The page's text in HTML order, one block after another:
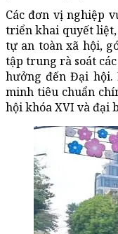
Các đơn vị nghiệp
triển khai quyết liệt,
tự an toàn xã hội,
tập trung rà soát
hưởng đến Đại hội.
minh tiêu chuẩn
hội khóa XVI và đại